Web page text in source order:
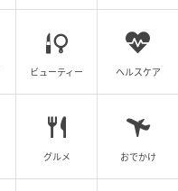
ビューティー ヘルスケア
グルメ おでかけ